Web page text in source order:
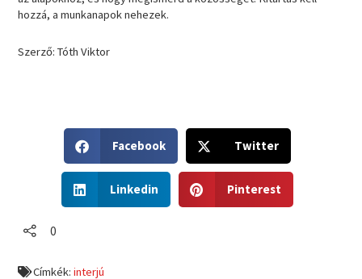
hozzá, a munkanapok nehezek.
Szerző: Tóth Viktor
h
r
Facebook
h
Twitter
h
n
Linkedin
h
Pinterest
0
Címkék:interjú